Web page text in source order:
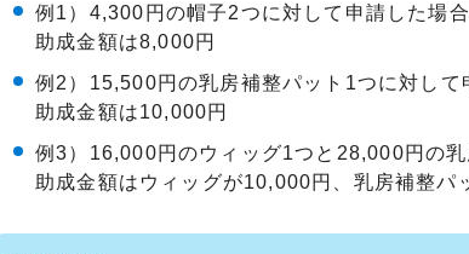
例1）4,300円の帽子2つに対して申請した場合
助成金額は8,000円
例2）15,500円の乳房補整パット1つに対して
助成金額は10,000円
例3）16,000円のウィッグ1つと28,000円の
助成金額はウィッグが10,000円、乳房補整パ